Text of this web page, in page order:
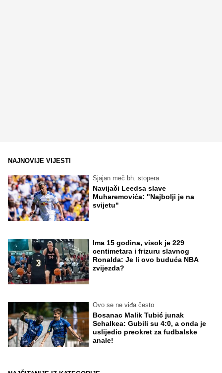
NAJNOVIJE VIJESTI
Sjajan meč bh. stopera
Navijači Leedsa slave
Muharemovića: "Najbolji je na
svijetu"
Ima 15 godina, visok je 229
centimetara i frizuru slavnog
Ronalda: Je li ovo buduća NBA
zvijezda?
Ovo se ne viđa često
Bosanac Malik Tubić junak
Schalkea: Gubili su 4:0, a onda je
uslijedio preokret za fudbalske
anale!